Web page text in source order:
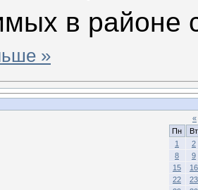
в районе
»
«
Пн
Вт
1
2
8
9
15
16
22
23